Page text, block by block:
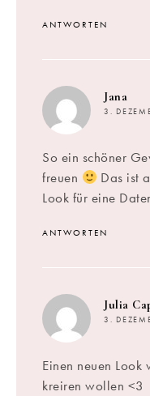
ANTWORTEN
Jana
3.
So ein schöner
freuen
Das ist
Look für eine
ANTWORTEN
Julia
3.
Einen neuen
kreiren wollen <3